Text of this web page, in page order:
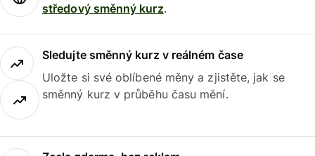
středový směnný kurz.
Sledujte směnný kurz v reálném čase
Uložte si své oblíbené měny a zjistěte, jak se
směnný kurz v průběhu času mění.